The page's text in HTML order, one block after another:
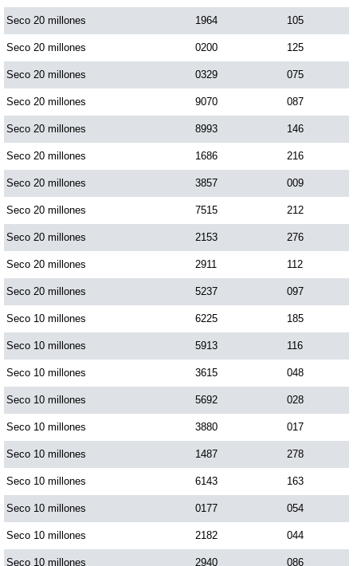
Pick 3 Día
Pick 3 Noche
Pick 4 Día
Pick 4 Noche
Pijao de Oro
Saman de la suerte
Sinuano Día
Sinuano Noche
Super Chontico Noche
Seco 20 millones 1964 105
Seco 20 millones 0200 125
Seco 20 millones 0329 075
Seco 20 millones 9070 087
Seco 20 millones 8993 146
Seco 20 millones 1686 216
Seco 20 millones 3857 009
Seco 20 millones 7515 212
Seco 20 millones 2153 276
Seco 20 millones 2911 112
Seco 20 millones 5237 097
Seco 10 millones 6225 185
Seco 10 millones 5913 116
Seco 10 millones 3615 048
Seco 10 millones 5692 028
Seco 10 millones 3880 017
Seco 10 millones 1487 278
Seco 10 millones 6143 163
Seco 10 millones 0177 054
Seco 10 millones 2182 044
Seco 10 millones 2940 086